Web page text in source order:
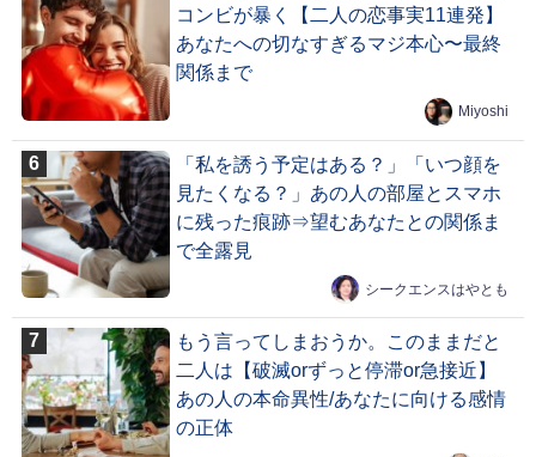
コンビが暴く【二人の恋事実11連発】
あなたへの切なすぎるマジ本心〜最終
関係まで
Miyoshi
「私を誘う予定はある？」「いつ顔を
見たくなる？」あの人の部屋とスマホ
に残った痕跡⇒望むあなたとの関係ま
で全露見
シークエンスはやとも
もう言ってしまおうか。このままだと
二人は【破滅orずっと停滞or急接近】
あの人の本命異性/あなたに向ける感情
の正体